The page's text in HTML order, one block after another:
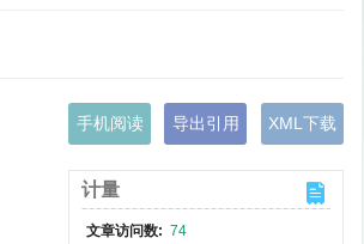
手机阅读 导出引用 XML下载
计量
文章访问数: 74